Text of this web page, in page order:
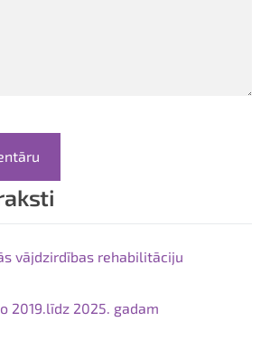
vājdzirdības rehabilitāciju
2019.līdz 2025. gadam